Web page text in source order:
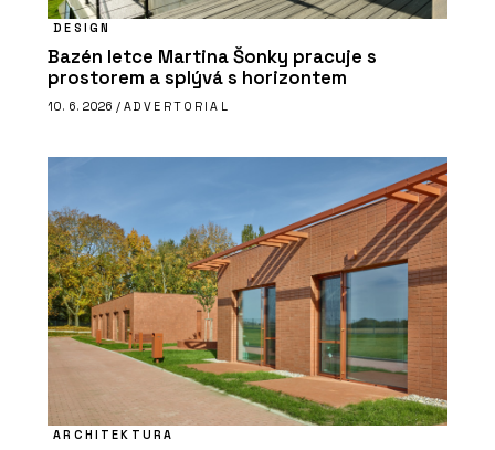
DESIGN
Bazén letce Martina Šonky pracuje s
prostorem a splývá s horizontem
10. 6. 2026 / ADVERTORIAL
ARCHITEKTURA